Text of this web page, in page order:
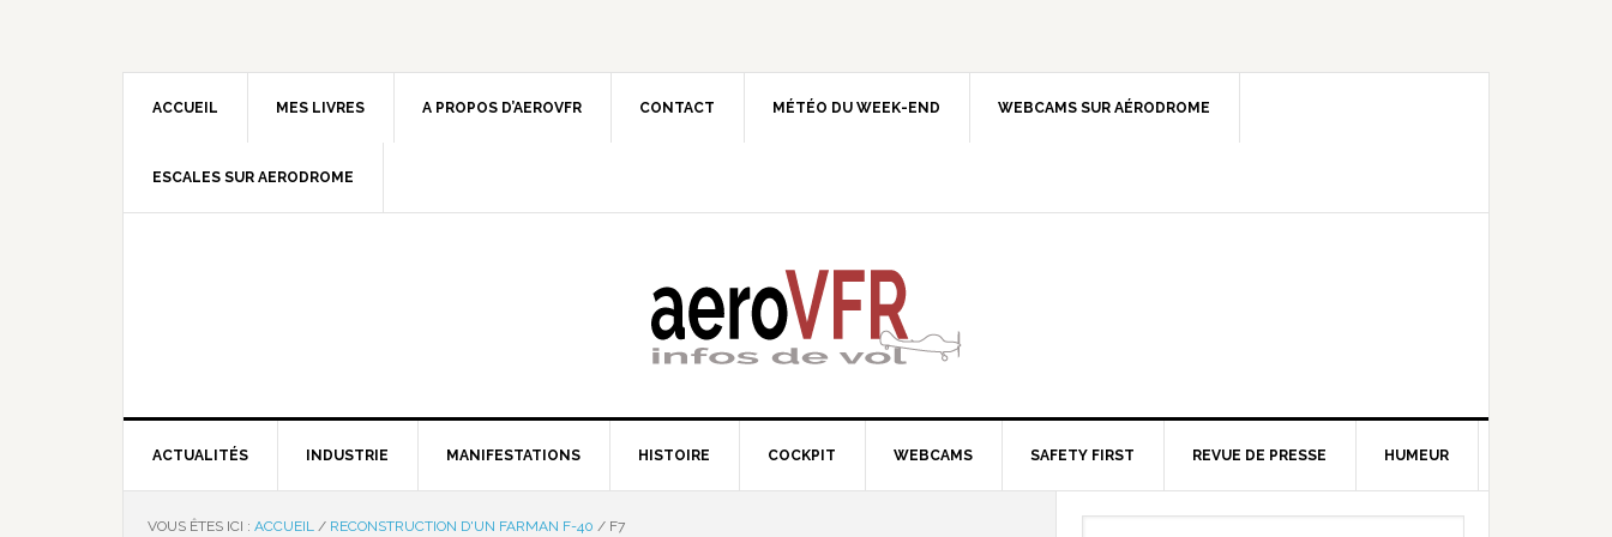
ACCUEIL MES LIVRES A PROPOS D’AEROVFR CONTACT MÉTÉO DU WEEK-END WEBCAMS SUR AÉRODROME
ESCALES SUR AERODROME
ACTUALITÉS INDUSTRIE MANIFESTATIONS HISTOIRE COCKPIT WEBCAMS SAFETY FIRST REVUE DE PRESSE HUMEUR
VOUS ÊTES ICI : ACCUEIL / RECONSTRUCTION D'UN FARMAN F-40 / F7